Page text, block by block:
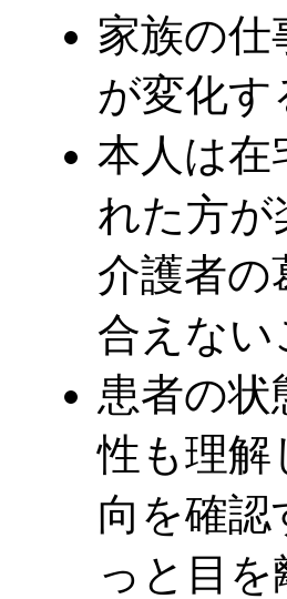
家族の仕
が変化
本人は在
れた方が
介護者の
合えな
患者の
性も理解
向を確
っと目